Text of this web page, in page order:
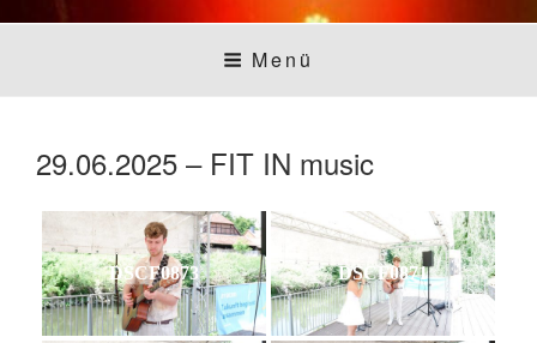
SARSTEDTER
MUSIKTAGE
Sarstedt macht Musik
Menü
29.06.2025 – FIT IN music
DSCF0873 DSCF0871